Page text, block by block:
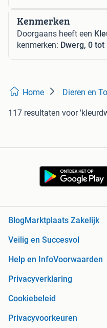
Kenmerken
Doorgaans heeft een
kenmerken: Dwerg, 0
Home Dieren en
117 resultaten voor
Blog Marktplaats Zakelijk
Veilig en Succesvol
Help en InfoVoorwaarden
Privacyverklaring
Cookiebeleid
Privacyvoorkeuren